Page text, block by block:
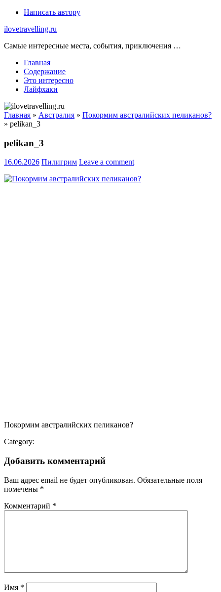
Skip
content
Написать автору
ilovetravelling.ru
Самые интересные места, события, приключения …
Главная
Содержание
Это интересно
Лайфхаки
Главная » Австралия » Покормим австралийских пеликанов?
» pelikan_3
pelikan_3
16.06.2026 Пилигрим Leave a comment
Покормим австралийских пеликанов?
Category:
Добавить комментарий
Ваш адрес email не будет опубликован. Обязательные поля
помечены *
Комментарий *
Имя *